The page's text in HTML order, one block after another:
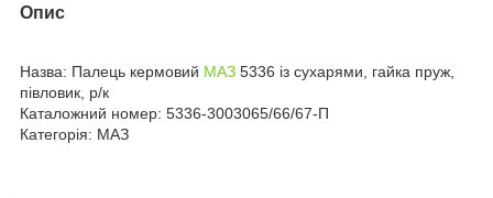
Опис
Назва: Палець кермовий МАЗ 5336 із сухарями, гайка пруж,
півловик, р/к
Каталожний номер: 5336-3003065/66/67-П
Категорія: МАЗ